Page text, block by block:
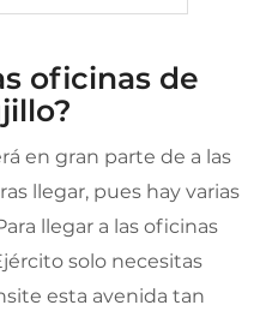
oficinas de
en gran parte de a las
llegar, pues hay varias
llegar a las oficinas
solo necesitas
esta avenida tan